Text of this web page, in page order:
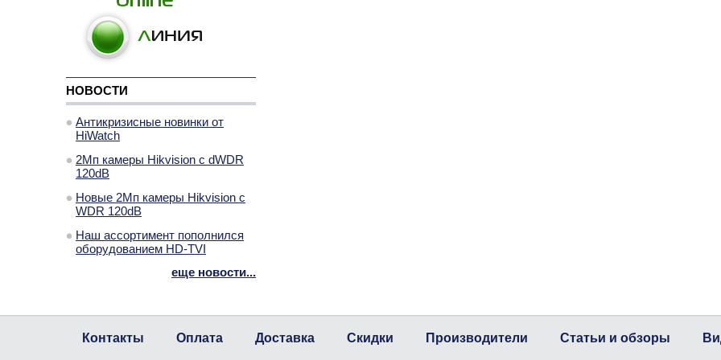
НОВОСТИ
Антикризисные новинки от
HiWatch
2Мп камеры Hikvision с dWDR
120dB
Новые 2Мп камеры Hikvision с
WDR 120dB
Наш ассортимент пополнился
оборудованием HD-TVI
еще новости...
Контакты Оплата Доставка Скидки Производители Статьи и обзоры